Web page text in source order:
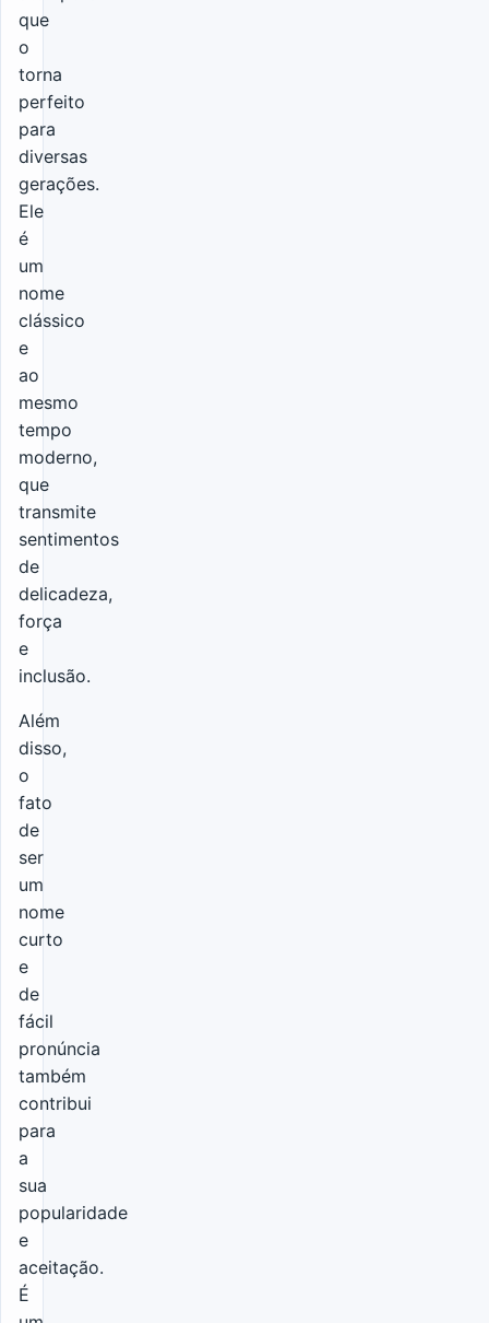
que
o
torna
perfeito
para
diversas
gerações.
Ele
é
um
nome
clássico
e
ao
mesmo
tempo
moderno,
que
transmite
sentimentos
de
delicadeza,
força
e
inclusão.
Além
disso,
o
fato
de
ser
um
nome
curto
e
de
fácil
pronúncia
também
contribui
para
a
sua
popularidade
e
aceitação.
É